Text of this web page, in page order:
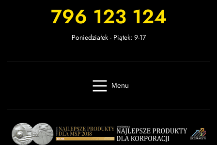
796 123 124
Poniedziałek - Piątek: 9-17
Menu
Baza wiedzyKontaktKalkulator odsetekMiastaPartnerzyFAQRegulaminOWU